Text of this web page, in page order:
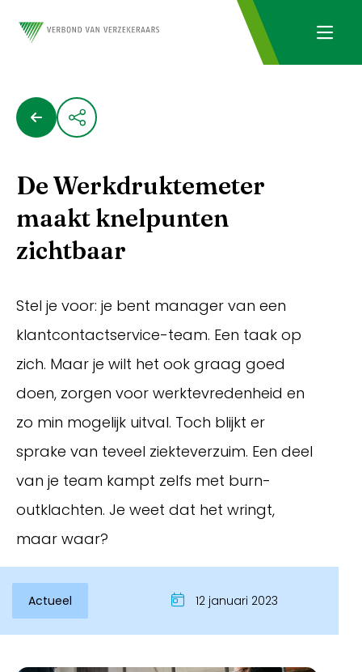
De Werkdruktemeter
maakt knelpunten
zichtbaar
Stel je voor: je bent manager van een
klantcontactservice-team. Een taak op
zich. Maar je wilt het ook graag goed
doen, zorgen voor werktevredenheid en
zo min mogelijk uitval. Toch blijkt er
sprake van teveel ziekteverzuim. Een deel
van je team kampt zelfs met burn-
outklachten. Je weet dat het wringt,
maar waar?
Actueel 12 januari 2023